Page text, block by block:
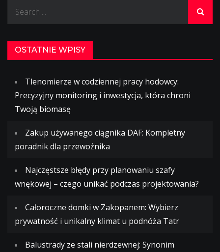
Search
OSTATNIE WPISY
Tlenomierze w codziennej pracy hodowcy:
Precyzyjny monitoring i inwestycja, która chroni
Twoją biomasę
Zakup używanego ciągnika DAF: Kompletny
poradnik dla przewoźnika
Najczęstsze błędy przy planowaniu szafy
wnękowej – czego unikać podczas projektowania?
Całoroczne domki w Zakopanem: Wybierz
prywatność i unikalny klimat u podnóża Tatr
Balustrady ze stali nierdzewnej: Synonim